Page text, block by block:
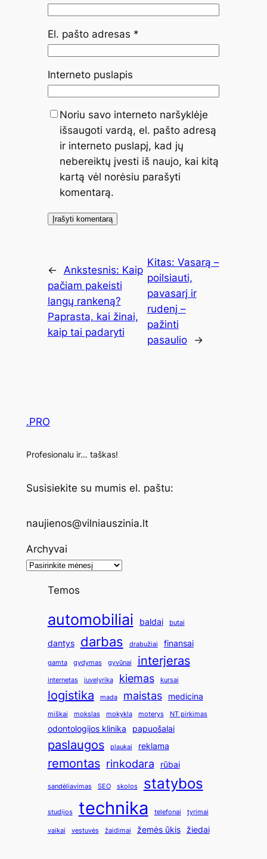
El. pašto adresas *
Interneto puslapis
Noriu savo interneto naršyklėje
išsaugoti vardą, el. pašto adresą
ir interneto puslapį, kad jų
nebereiktų įvesti iš naujo, kai kitą
kartą vėl norėsiu parašyti
komentarą.
← Ankstesnis: Kaip
pačiam pakeisti
langų rankeną?
Paprasta, kai žinai,
kaip tai padaryti
Kitas: Vasarą –
poilsiauti,
pavasarį ir
rudenį –
pažinti
pasaulio
→
.PRO
Profesionalu ir… taškas!
Susisiekite su mumis el. paštu:
naujienos@vilniauszinia.lt
Archyvai
Temos
automobiliai baldai butai
dantys darbas drabužiai finansai
gamta gydymas gyvūnai interjeras
internetas juvelyrika kiemas kursai
logistika mada maistas medicina
miškai mokslas mokykla moterys NT pirkimas
odontologijos klinika papuošalai
paslaugos plaukai reklama
remontas rinkodara rūbai
sandėliavimas SEO skolos statybos
studijos technika telefonai tyrimai
vaikai vestuvės žaidimai žemės ūkis žiedai